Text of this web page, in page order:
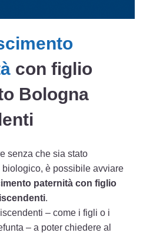
con figlio
Bologna
senza che sia stato
è possibile avviare
paternità con figlio
.
– come i figli o i
– a poter chiedere al